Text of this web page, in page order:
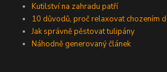
Kutilství na zahradu patří
10 důvodů, proč relaxovat chozením
Jak správně pěstovat tulipány
Náhodně generovaný článek